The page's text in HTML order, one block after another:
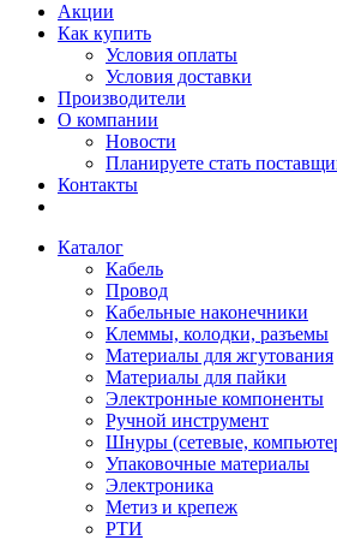
Акции
Как купить
Условия оплаты
Условия доставки
Производители
О компании
Новости
Планируете стать
Контакты
Каталог
Кабель
Провод
Кабельные наконечники
Клеммы, колодки, разъемы
Материалы для жгутования
Материалы для пайки
Электронные компоненты
Ручной инструмент
Шнуры (сетевые,
Упаковочные материалы
Электроника
Метиз и крепеж
РТИ